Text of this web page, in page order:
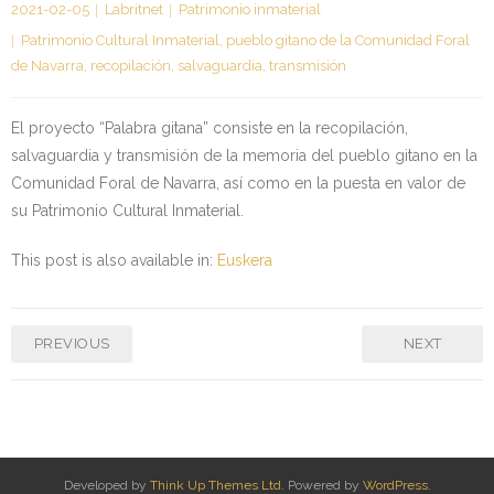
Kontaktua | Contacto
2021-02-05 Labritnet
Patrimonio inmaterial
Patrimonio Cultural Inmaterial, pueblo gitano de la Comunidad Foral
de Navarra, recopilación, salvaguardia, transmisión
El proyecto “Palabra gitana” consiste en la recopilación,
salvaguardia y transmisión de la memoria del pueblo gitano en la
Comunidad Foral de Navarra, así como en la puesta en valor de
su Patrimonio Cultural Inmaterial.
This post is also available in: Euskera
PREVIOUS NEXT
Developed by Think Up Themes Ltd. Powered by WordPress.